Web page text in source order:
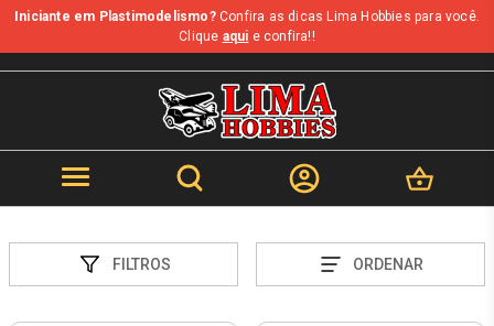
Iniciante em Plastimodelismo?Confira as dicas Lima Hobbies para você.
Clique aqui e confira!!
FILTROS ORDENAR